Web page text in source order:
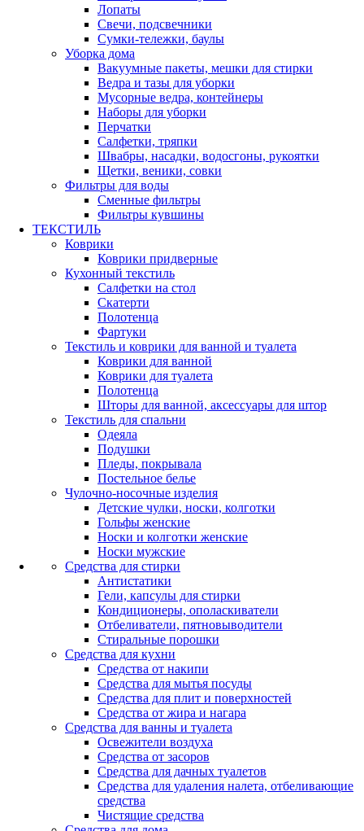
Лопаты
Свечи, подсвечники
Сумки-тележки, баулы
Уборка дома
Вакуумные пакеты, мешки для стирки
Ведра и тазы для уборки
Мусорные ведра, контейнеры
Наборы для уборки
Перчатки
Салфетки, тряпки
Швабры, насадки, водосгоны, рукоятки
Щетки, веники, совки
Фильтры для воды
Сменные фильтры
Фильтры кувшины
ТЕКСТИЛЬ
Коврики
Коврики придверные
Кухонный текстиль
Салфетки на стол
Скатерти
Полотенца
Фартуки
Текстиль и коврики для ванной и туалета
Коврики для ванной
Коврики для туалета
Полотенца
Шторы для ванной, аксессуары для штор
Текстиль для спальни
Одеяла
Подушки
Пледы, покрывала
Постельное белье
Чулочно-носочные изделия
Детские чулки, носки, колготки
Гольфы женские
Носки и колготки женские
Носки мужские
Средства для стирки
Антистатики
Гели, капсулы для стирки
Кондиционеры, ополаскиватели
Отбеливатели, пятновыводители
Стиральные порошки
Средства для кухни
Средства от накипи
Средства для мытья посуды
Средства для плит и поверхностей
Средства от жира и нагара
Средства для ванны и туалета
Освежители воздуха
Средства от засоров
Средства для дачных туалетов
Средства для удаления налета, отбеливающие
средства
Чистящие средства